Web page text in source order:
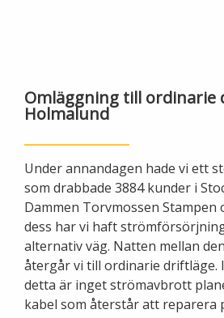
Sälj ditt överskott
Ändra anslutning
Elmätare och HAN-port
Manuell frånkoppling
Byggvärme
Anslut dig till fiber
Ladda elbil
Felanmälan
Felanmälan
Driftstörningar
Varför blir det strömavbrott?
Flyttanmälan
Omläggning till ordinarie
Holmalund
Under annandagen hade vi ett
som drabbade 3884 kunder i
Dammen Torvmossen Stampen
dess har vi haft
alternativ väg. Natten mellan
återgår vi till ordinarie driftläge.
detta är inget strömavbrott
kabel som återstår att reparera